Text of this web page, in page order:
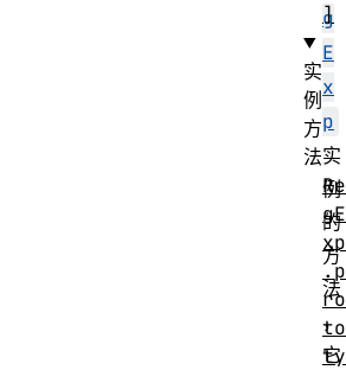
g
E
x
p
实
例
的
方
法
，
它
]
实
例
方
法
Re
gE
xp
.p
ro
to
ty